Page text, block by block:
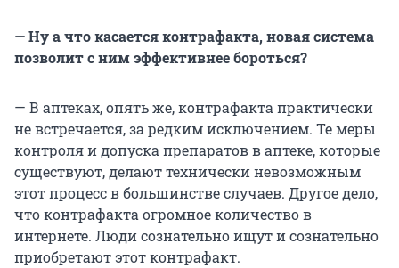
— Ну а что касается контрафакта, новая система
позволит с ним эффективнее бороться?
— В аптеках, опять же, контрафакта практически
не встречается, за редким исключением. Те меры
контроля и допуска препаратов в аптеке, которые
существуют, делают технически невозможным
этот процесс в большинстве случаев. Другое дело,
что контрафакта огромное количество в
интернете. Люди сознательно ищут и сознательно
приобретают этот контрафакт.